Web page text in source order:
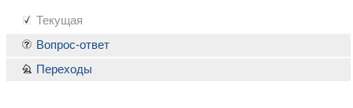
Текущая
Вопрос-ответ
Переходы